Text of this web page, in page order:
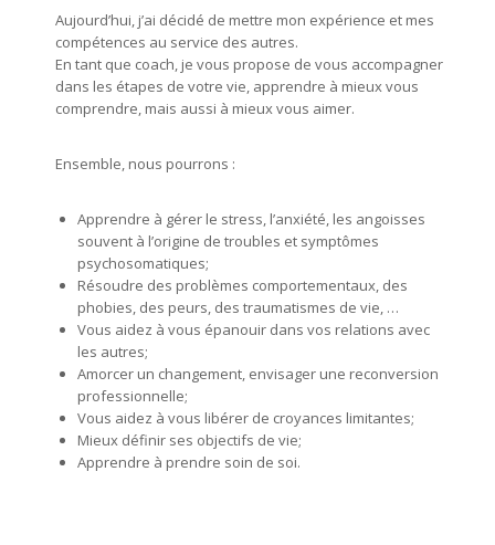
Aujourd’hui, j’ai décidé de mettre mon expérience et mes
compétences au service des autres.
En tant que coach, je vous propose de vous accompagner
dans les étapes de votre vie, apprendre à mieux vous
comprendre, mais aussi à mieux vous aimer.
Ensemble, nous pourrons :
Apprendre à gérer le stress, l’anxiété, les angoisses
souvent à l’origine de troubles et symptômes
psychosomatiques;
Résoudre des problèmes comportementaux, des
phobies, des peurs, des traumatismes de vie, …
Vous aidez à vous épanouir dans vos relations avec
les autres;
Amorcer un changement, envisager une reconversion
professionnelle;
Vous aidez à vous libérer de croyances limitantes;
Mieux définir ses objectifs de vie;
Apprendre à prendre soin de soi.